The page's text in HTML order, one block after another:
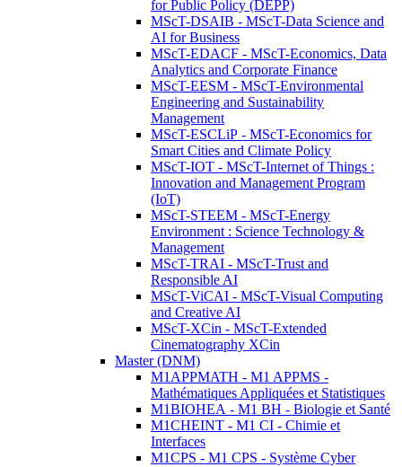
for Public Policy (DEPP)
MScT-DSAIB - MScT-Data Science and
AI for Business
MScT-EDACF - MScT-Economics, Data
Analytics and Corporate Finance
MScT-EESM - MScT-Environmental
Engineering and Sustainability
Management
MScT-ESCLiP - MScT-Economics for
Smart Cities and Climate Policy
MScT-IOT - MScT-Internet of Things :
Innovation and Management Program
(IoT)
MScT-STEEM - MScT-Energy
Environment : Science Technology &
Management
MScT-TRAI - MScT-Trust and
Responsible AI
MScT-ViCAI - MScT-Visual Computing
and Creative AI
MScT-XCin - MScT-Extended
Cinematography XCin
Master (DNM)
M1APPMATH - M1 APPMS -
Mathématiques Appliquées et Statistiques
M1BIOHEA - M1 BH - Biologie et Santé
M1CHEINT - M1 CI - Chimie et
Interfaces
M1CPS - M1 CPS - Système Cyber